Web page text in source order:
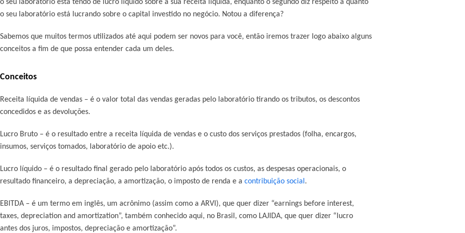
o seu laboratório está tendo de lucro líquido sobre a sua receita líquida, enquanto o segundo diz respeito a quanto
o seu laboratório está lucrando sobre o capital investido no negócio. Notou a diferença?
Sabemos que muitos termos utilizados até aqui podem ser novos para você, então iremos trazer logo abaixo alguns
conceitos a fim de que possa entender cada um deles.
Conceitos
Receita líquida de vendas – é o valor total das vendas geradas pelo laboratório tirando os tributos, os descontos
concedidos e as devoluções.
Lucro Bruto – é o resultado entre a receita líquida de vendas e o custo dos serviços prestados (folha, encargos,
insumos, serviços tomados, laboratório de apoio etc.).
Lucro líquido – é o resultado final gerado pelo laboratório após todos os custos, as despesas operacionais, o
resultado financeiro, a depreciação, a amortização, o imposto de renda e a contribuição social .
EBITDA – é um termo em inglês, um acrônimo (assim como a ARVI), que quer dizer “earnings before interest,
taxes, depreciation and amortization”, também conhecido aqui, no Brasil, como LAJIDA, que quer dizer “lucro
antes dos juros, impostos, depreciação e amortização”.